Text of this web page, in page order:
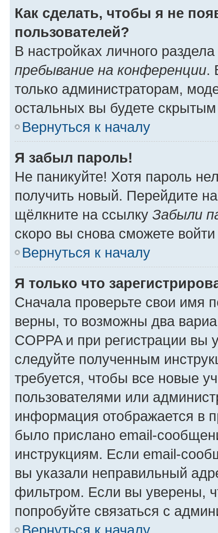
Как сделать, чтобы я не
пользователей?
В настройках личного
пребывание на конференции.
только администраторам,
остальных вы будете
Вернуться к началу
Я забыл пароль!
Не паникуйте! Хотя пароль
получить новый. Перейдите
щёлкните на ссылку Забыли
скоро вы снова сможете
Вернуться к началу
Я только что
Сначала проверьте свои имя
верны, то возможны два
COPPA и при регистрации вы
следуйте полученным
требуется, чтобы все новые
пользователями или
информация отображается в
было прислано email-
инструкциям. Если email-
вы указали неправильный
фильтром. Если вы уверены,
попробуйте связаться с
Вернуться к началу